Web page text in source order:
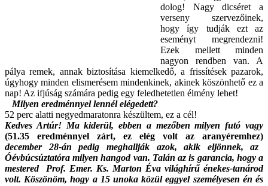
dolog! Nagy dicséret a
verseny szervezőinek,
hogy így tudják ezt az
eseményt megrendezni!
Ezek mellett minden
nagyon rendben van. A
pálya remek, annak biztosítása kiemelkedő, a frissítések pazarok,
úgyhogy minden elismerésem mindenkinek, akinek köszönhető ez a
nap! Az ifjúság számára pedig egy feledhetetlen élmény lehet!
Milyen eredménnyel lennél elégedett?
52 perc alatti negyedmaratonra készültem, ez a cél!
Kedves Artúr! Ma kiderül, ebben a mezőben milyen futó vagy
(51.35 eredménnyel zárt, ez elég volt az aranyéremhez)
december 28-án pedig meghallják azok, akik eljönnek, az
Óévbúcsúztatóra milyen hangod van. Talán az is garancia, hogy a
mestered Prof. Emer. Ks. Marton Éva világhírű énekes-tanárod
volt. Köszönöm, hogy a 15 unoka közül eggyel személyesen én és